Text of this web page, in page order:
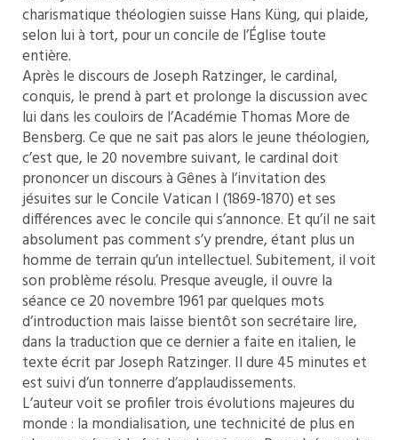
charismatique théologien suisse Hans Küng, qui plaide,
selon lui à tort, pour un concile de l’Église toute
entière.
Après le discours de Joseph Ratzinger, le cardinal,
conquis, le prend à part et prolonge la discussion avec
lui dans les couloirs de l’Académie Thomas More de
Bensberg. Ce que ne sait pas alors le jeune théologien,
c’est que, le 20 novembre suivant, le cardinal doit
prononcer un discours à Gênes à l’invitation des
jésuites sur le Concile Vatican I (1869-1870) et ses
différences avec le concile qui s’annonce. Et qu’il ne sait
absolument pas comment s’y prendre, étant plus un
homme de terrain qu’un intellectuel. Subitement, il voit
son problème résolu. Presque aveugle, il ouvre la
séance ce 20 novembre 1961 par quelques mots
d’introduction mais laisse bientôt son secrétaire lire,
dans la traduction que ce dernier a faite en italien, le
texte écrit par Joseph Ratzinger. Il dure 45 minutes et
est suivi d’un tonnerre d’applaudissements.
L’auteur voit se profiler trois évolutions majeures du
monde : la mondialisation, une technicité de plus en